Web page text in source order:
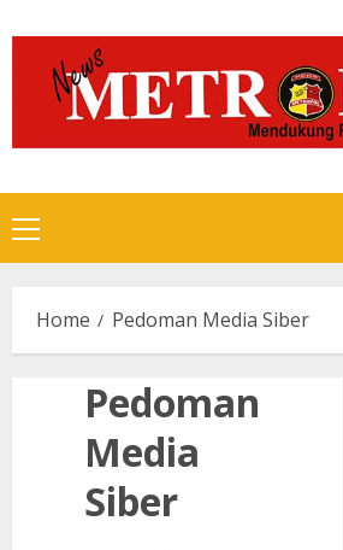
to
content
Primary
Menu
Home Pedoman Media Siber
Pedoman
Media
Siber